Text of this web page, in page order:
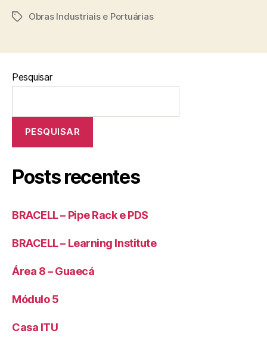
Obras Industriais e Portuárias
Pesquisar
PESQUISAR
Posts recentes
BRACELL – Pipe Rack e PDS
BRACELL – Learning Institute
Área 8 – Guaecá
Módulo 5
Casa ITU